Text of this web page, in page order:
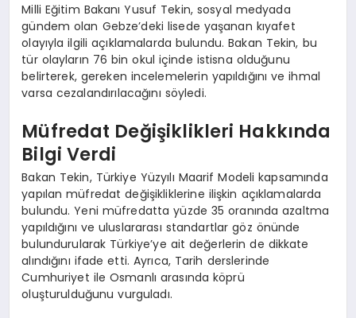
Milli Eğitim Bakanı Yusuf Tekin, sosyal medyada
gündem olan Gebze’deki lisede yaşanan kıyafet
olayıyla ilgili açıklamalarda bulundu. Bakan Tekin, bu
tür olayların 76 bin okul içinde istisna olduğunu
belirterek, gereken incelemelerin yapıldığını ve ihmal
varsa cezalandırılacağını söyledi.
Müfredat Değişiklikleri Hakkında
Bilgi Verdi
Bakan Tekin, Türkiye Yüzyılı Maarif Modeli kapsamında
yapılan müfredat değişikliklerine ilişkin açıklamalarda
bulundu. Yeni müfredatta yüzde 35 oranında azaltma
yapıldığını ve uluslararası standartlar göz önünde
bulundurularak Türkiye’ye ait değerlerin de dikkate
alındığını ifade etti. Ayrıca, Tarih derslerinde
Cumhuriyet ile Osmanlı arasında köprü
oluşturulduğunu vurguladı.